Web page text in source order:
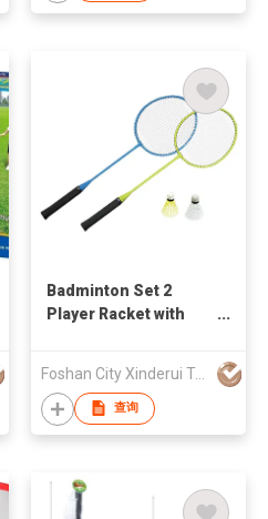
Badminton Set 2
Player Racket with
Foshan City Xinderui Trading Limited
查询